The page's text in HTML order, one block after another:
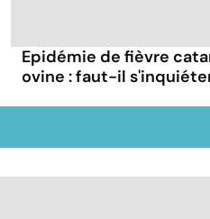
Epidémie de fièvre
ovine : faut-il